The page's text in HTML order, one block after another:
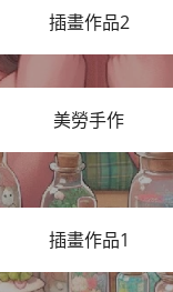
插畫作品2
美勞手作
插畫作品1